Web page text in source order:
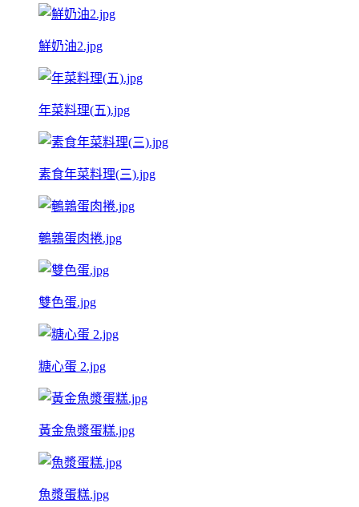
鮮奶油2.jpg
年菜料理(五).jpg
素食年菜料理(三).jpg
鵪鶉蛋肉捲.jpg
雙色蛋.jpg
糖心蛋 2.jpg
黃金魚漿蛋糕.jpg
魚漿蛋糕.jpg